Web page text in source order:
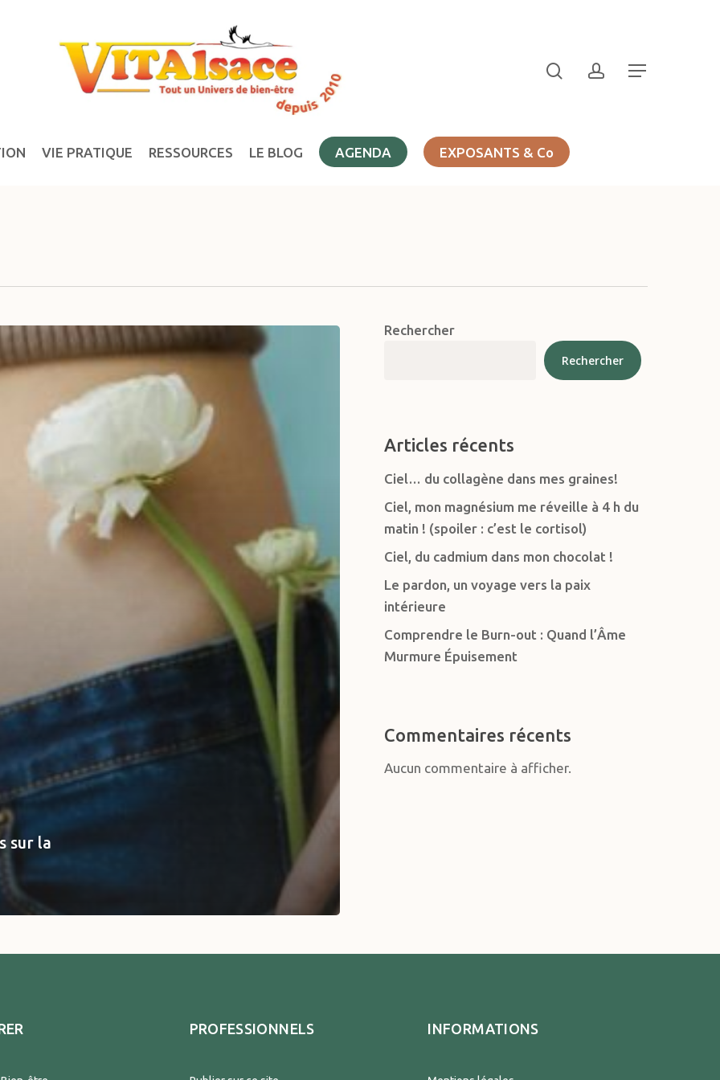
Menu
VIE PRATIQUE RESSOURCES LE BLOG AGENDA EXPOSANTS & Co
sur la
Rechercher
Rechercher
Articles récents
Ciel… du collagène dans mes graines!
Ciel, mon magnésium me réveille à 4 h du
matin ! (spoiler : c’est le cortisol)
Ciel, du cadmium dans mon chocolat !
Le pardon, un voyage vers la paix
intérieure
Comprendre le Burn-out : Quand l’Âme
Murmure Épuisement
Commentaires récents
Aucun commentaire à afficher.
PROFESSIONNELS INFORMATIONS